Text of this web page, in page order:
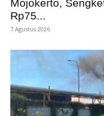
Mojokerto,
Rp75...
7 Agustus 2026